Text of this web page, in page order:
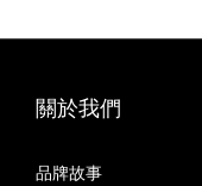
關於我們
品牌故事